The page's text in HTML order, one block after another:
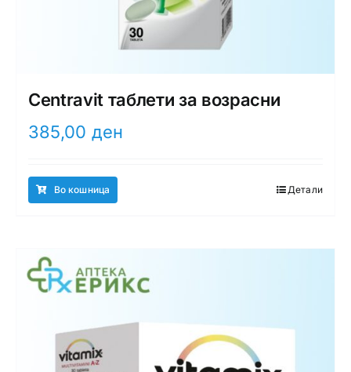
Centravit таблети за возрасни
385,00 ден
Во кошница Детали